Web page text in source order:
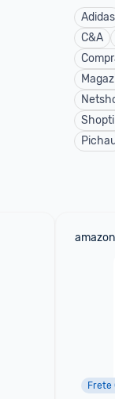
Adidas
C&A
Frete